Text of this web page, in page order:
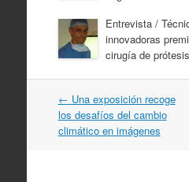
Entrevista /
innovadoras
cirugía de
Navegación
por
artículos
← Una exposición recoge
los desafíos del cambio
climático en imágenes